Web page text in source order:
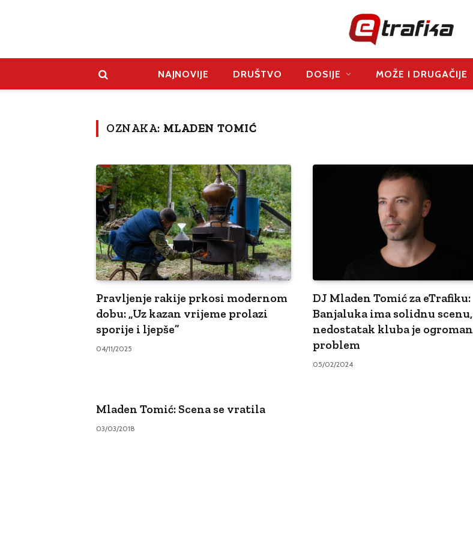
NAJNOVIJE DRUŠTVO DOSIJE MOŽE I DRUGAČIJE
OZNAKA: MLADEN TOMIĆ
Pravljenje rakije prkosi modernom
dobu: „Uz kazan vrijeme prolazi
sporije i ljepše”
04/11/2025
DJ Mladen Tomić za eTrafiku:
Banjaluka ima solidnu scenu,
nedostatak kluba je ogroman
problem
05/02/2024
Mladen Tomić: Scena se vratila
03/03/2018